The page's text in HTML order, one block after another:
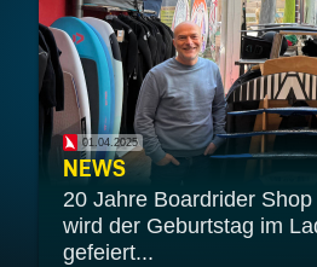
01.04.2025
NEWS
20 Jahre Boardrider
wird der Geburtstag im
gefeiert...